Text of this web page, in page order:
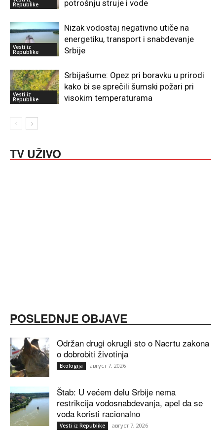
Republike potrošnju struje i vode
Vesti iz
Republike
Nizak vodostaj negativno utiče na
energetiku, transport i snabdevanje
Srbije
Vesti iz
Republike
Srbijašume: Opez pri boravku u prirodi
kako bi se sprečili šumski požari pri
visokim temperaturama
TV UŽIVO
POSLEDNJE OBJAVE
Održan drugi okrugli sto o Nacrtu zakona
o dobrobiti životinja
Ekologija август 7, 2026
Štab: U većem delu Srbije nema
restrikcija vodosnabdevanja, apel da se
voda koristi racionalno
Vesti iz Republike август 7, 2026